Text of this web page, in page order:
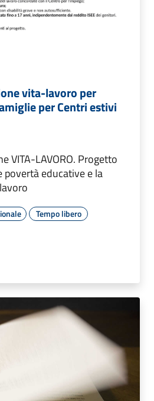
vita-lavoro per
per Centri estivi
VITA-LAVORO. Progetto
povertà educative e la
Tempo libero